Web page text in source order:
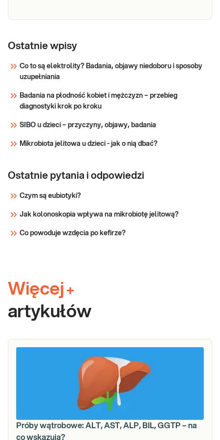
wątrobowe
ALP, BIL,
GGTP)
Próby wątrobowe. Oznaczenie wartości
wątrobowych i bilirubiny) przydatne w
Sprawdź
Ostatnie wpisy
Co to są elektrolity? Badania, objawy niedoboru i sposoby
uzupełniania
Badania na płodność kobiet i mężczyzn – przebieg
diagnostyki krok po kroku
SIBO u dzieci – przyczyny, objawy, badania
Mikrobiota jelitowa u dzieci - jak o nią dbać?
Ostatnie pytania i odpowiedzi
Czym są eubiotyki?
Jak kolonoskopia wpływa na mikrobiotę jelitową?
Co powoduje wzdęcia po kefirze?
Więcej +
artykułów
Próby wątrobowe: ALT, AST, ALP, BIL, GGTP – na
co wskazują?